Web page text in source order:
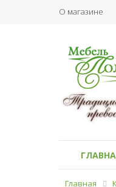
О магазине
Главная